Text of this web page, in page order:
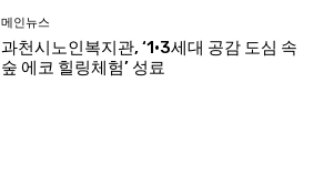
메인뉴스
과천시노인복지관, ‘1·3세대 공감 도심 속
숲 에코 힐링체험’ 성료